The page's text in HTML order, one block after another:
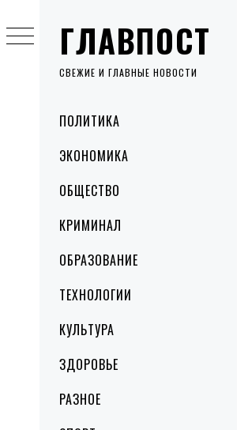
ГЛАВПОСТ
СВЕЖИЕ И ГЛАВНЫЕ НОВОСТИ
MenuПОЛИТИКА
ЭКОНОМИКА
ОБЩЕСТВО
КРИМИНАЛ
ОБРАЗОВАНИЕ
ТЕХНОЛОГИИ
КУЛЬТУРА
ЗДОРОВЬЕ
РАЗНОЕ
to
content